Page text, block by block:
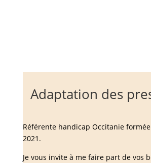
Adaptation des
Référente handicap Occitanie
2021.
Je vous invite à me faire part de vos